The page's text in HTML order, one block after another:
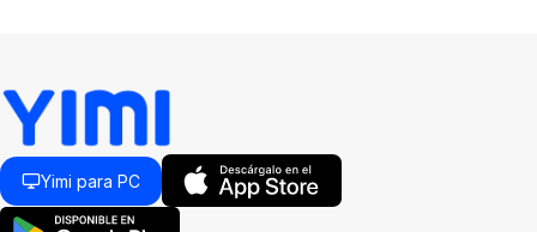
Yimi para PC